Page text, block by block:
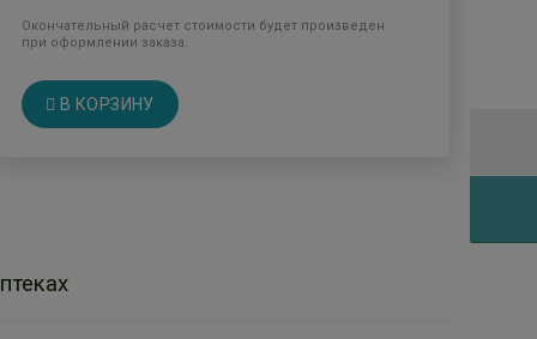
Окончательный расчет стоимости будет произведен
при оформлении заказа.
В КОРЗИНУ